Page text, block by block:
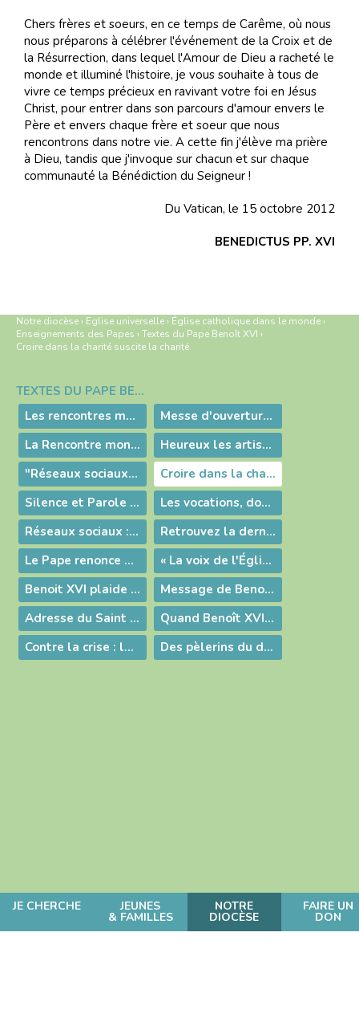
JE CHERCHE JEUNES
& FAMILLES
NOTRE
DIOCÈSE
FAIRE UN
DON
Chers frères et soeurs, en ce temps de Carême, où nous
nous préparons à célébrer l'événement de la Croix et de
la Résurrection, dans lequel l'Amour de Dieu a racheté le
monde et illuminé l'histoire, je vous souhaite à tous de
vivre ce temps précieux en ravivant votre foi en Jésus
Christ, pour entrer dans son parcours d'amour envers le
Père et envers chaque frère et soeur que nous
rencontrons dans notre vie. A cette fin j'élève ma prière
à Dieu, tandis que j'invoque sur chacun et sur chaque
communauté la Bénédiction du Seigneur !
Du Vatican, le 15 octobre 2012
BENEDICTUS PP. XVI
Notre diocèse › Eglise universelle › Église catholique dans le monde ›
Enseignements des Papes ›Textes du Pape Benoît XVI ›
Croire dans la charité suscite la charité
Navigation
TEXTES DU PAPE BENOÎT XVI
Les rencontres mondiales des familles à Milan
Messe d'ouverture de l'Année de la foi
La Rencontre mondiale des familles à Milan
Heureux les artisans de Paix
"Réseaux sociaux : portes de vérité et de foi ; nouveaux espaces pour l'évangélisation"
Croire dans la charité suscite la charité
Silence et Parole : chemin d'évangélisation
Les vocations, don de l'Amour de Dieu
Réseaux sociaux : portes de vérité et de foi
Retrouvez la dernière audience de Benoît XVI à Rome
Le Pape renonce à poursuivre son Pontificat
« La voix de l'Église doit se faire entendre sans relâche. »
Benoit XVI plaide pour la confiance et la coexistence civile en Irak
Message de Benoît XVI aux évêques du Sud-Est
Adresse du Saint Père aux évêques des provinces de l'Ouest
Quand Benoît XVI parle du Saint Curé d'Ars
Contre la crise : la foi et la joie !
Des pèlerins du diocèse à Rome